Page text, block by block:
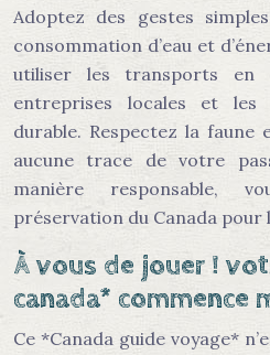
Adoptez des gestes
consommation d’eau et
utiliser les transports en
entreprises locales et les
durable. Respectez la
aucune trace de votre
manière responsable,
préservation du Canada
À vous de jouer !
canada* commence
Ce *Canada guide voyage*